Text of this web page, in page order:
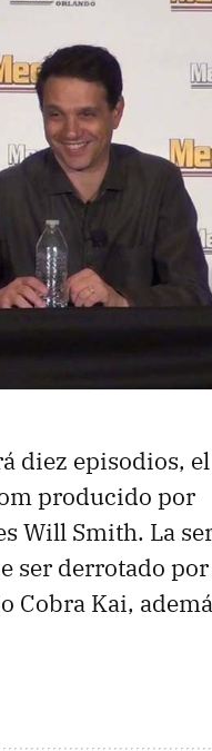
diez episodios, el
producido por
Will Smith. La
ser derrotado
Cobra Kai,